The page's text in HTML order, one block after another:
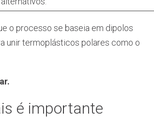
o processo se baseia em dipolos
unir termoplásticos polares como o
é importante